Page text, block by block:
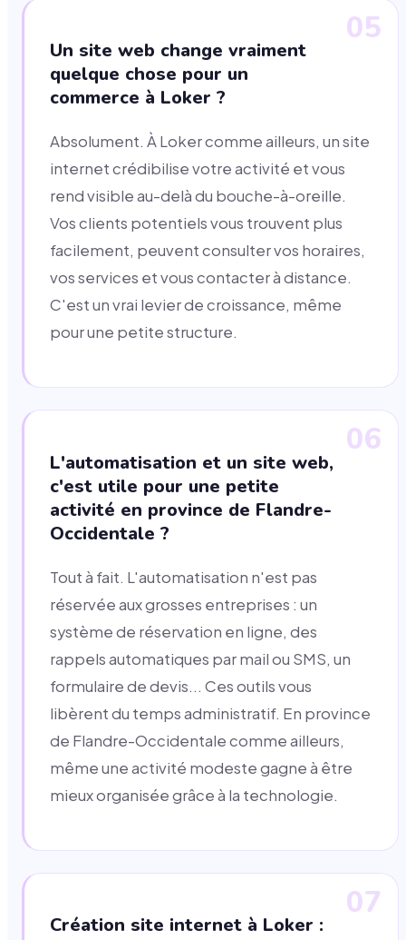
05
Un site web change vraiment
quelque chose pour un
commerce à Loker ?
Absolument. À Loker comme ailleurs, un site
internet crédibilise votre activité et vous
rend visible au-delà du bouche-à-oreille.
Vos clients potentiels vous trouvent plus
facilement, peuvent consulter vos horaires,
vos services et vous contacter à distance.
C'est un vrai levier de croissance, même
pour une petite structure.
06
L'automatisation et un site web,
c'est utile pour une petite
activité en province de Flandre-
Occidentale ?
Tout à fait. L'automatisation n'est pas
réservée aux grosses entreprises : un
système de réservation en ligne, des
rappels automatiques par mail ou SMS, un
formulaire de devis... Ces outils vous
libèrent du temps administratif. En province
de Flandre-Occidentale comme ailleurs,
même une activité modeste gagne à être
mieux organisée grâce à la technologie.
07
Création site internet à Loker :